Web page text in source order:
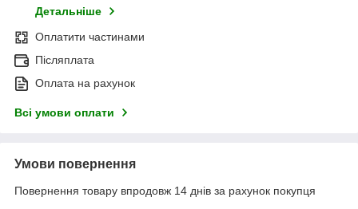
Детальніше
Оплатити частинами
Післяплата
Оплата на рахунок
Всі умови оплати
Умови повернення
Повернення товару впродовж 14 днів за рахунок покупця